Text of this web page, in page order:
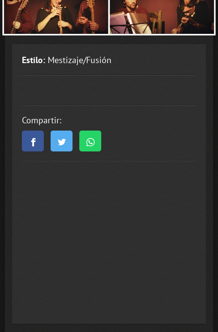
Estilo: Mestizaje/Fusión
Compartir: